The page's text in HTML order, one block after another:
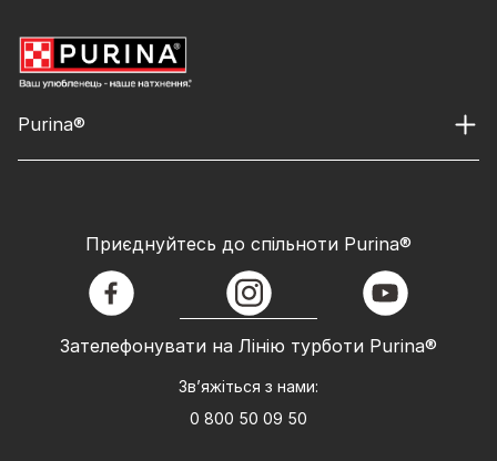
Purina®
Зателефонувати на Лінію турботи Purina®
Зв’яжіться з нами:
0 800 50 09 50
Приєднуйтесь до спільноти Purina®
facebook instagram youtube